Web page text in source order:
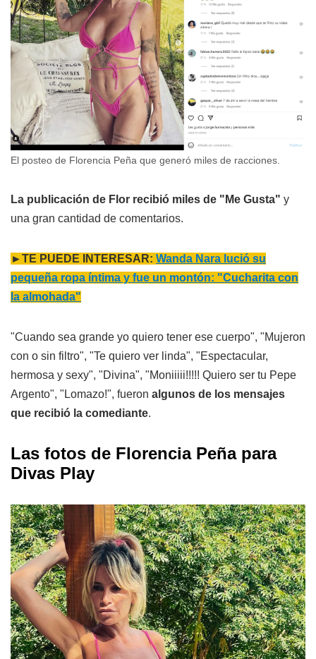
El posteo de Florencia Peña que generó miles de racciones.
La publicación de Flor recibió miles de "Me Gusta" y
una gran cantidad de comentarios.
►TE PUEDE INTERESAR: Wanda Nara lució su
pequeña ropa íntima y fue un montón: "Cucharita con
la almohada"
"Cuando sea grande yo quiero tener ese cuerpo", "Mujeron
con o sin filtro", "Te quiero ver linda", "Espectacular,
hermosa y sexy", "Divina", "Moniiiii!!!!! Quiero ser tu Pepe
Argento", "Lomazo!", fueron algunos de los mensajes
que recibió la comediante.
Las fotos de Florencia Peña para
Divas Play